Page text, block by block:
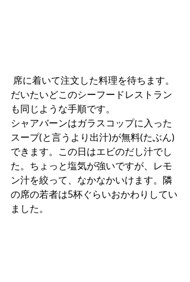
席に着いて注文した料理を待ちます。
だいたいどこのシーフードレストラン
も同じような手順です。
シャアバーンはガラスコップに入った
スープ(と言うより出汁)が無料(たぶん)
できます。この日はエビのだし汁でし
た。ちょっと塩気が強いですが、レモ
ン汁を絞って、なかなかいけます。隣
の席の若者は5杯ぐらいおかわりしてい
ました。